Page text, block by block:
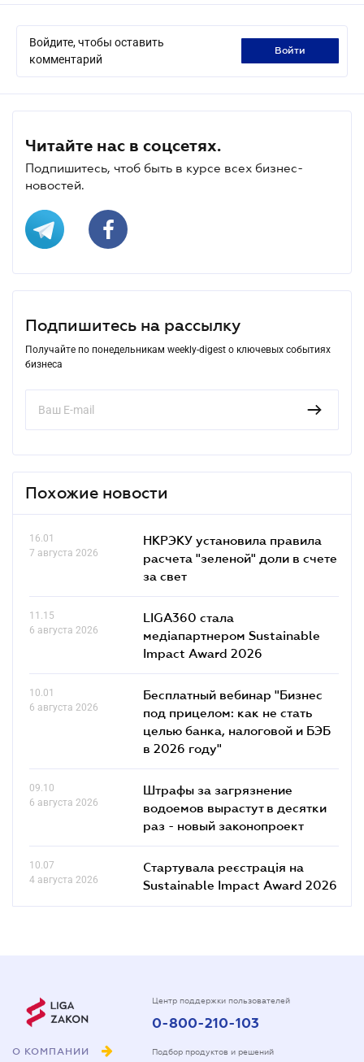
Войдите, чтобы оставить
комментарий
войти
Читайте нас в соцсетях.
Подпишитесь, чтоб быть в курсе всех бизнес-
новостей.
Подпишитесь на рассылку
Получайте по понедельникам weekly-digest о ключевых событиях
бизнеса
Похожие новости
16.01
7 августа 2026
НКРЭКУ установила правила
расчета "зеленой" доли в счете
за свет
11.15
6 августа 2026
LIGA360 стала
медіапартнером Sustainable
Impact Award 2026
10.01
6 августа 2026
Бесплатный вебинар "Бизнес
под прицелом: как не стать
целью банка, налоговой и БЭБ
в 2026 году"
09.10
6 августа 2026
Штрафы за загрязнение
водоемов вырастут в десятки
раз - новый законопроект
10.07
4 августа 2026
Стартувала реєстрація на
Sustainable Impact Award 2026
О КОМПАНИИ
Центр поддержки пользователей
0-800-210-103
Подбор продуктов и решений